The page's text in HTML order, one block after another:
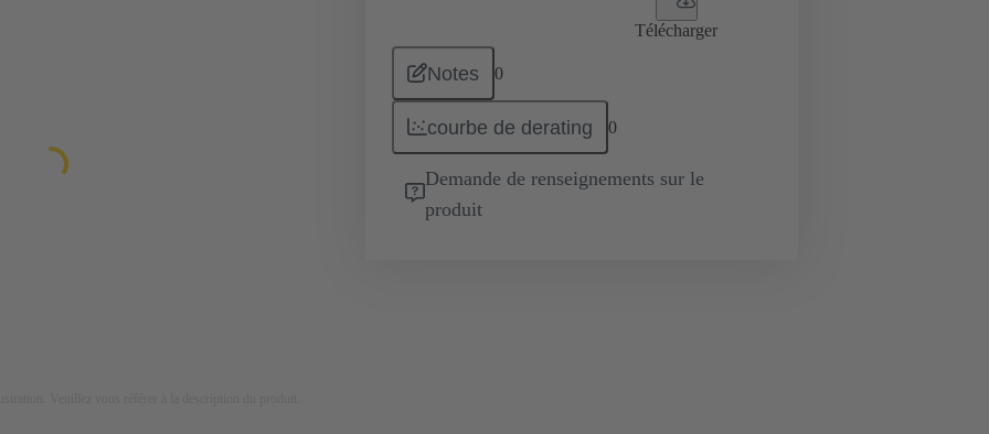
Télécharger
Notes 0
courbe de derating 0
Demande de renseignements sur le
produit